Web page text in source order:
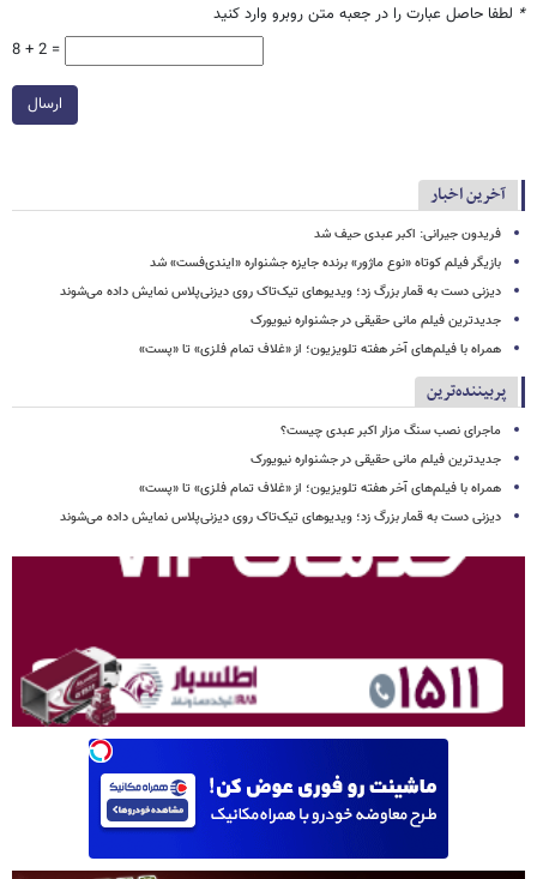
* لطفا حاصل عبارت را در جعبه متن روبرو وارد کنید
8 + 2 =
ارسال
آخرین اخبار
فریدون جیرانی: اکبر عبدی حیف شد
بازیگر فیلم کوتاه «نوع ماژور» برنده جایزه جشنواره «ایندی‌فست» شد
دیزنی دست به قمار بزرگ زد؛ ویدیوهای تیک‌تاک روی دیزنی‌پلاس نمایش داده می‌شوند
جدیدترین فیلم مانی حقیقی در جشنواره نیویورک
همراه با فیلم‌های آخر هفته تلویزیون؛ از «غلاف تمام فلزی» تا «پست»
پربیننده‌ترین
ماجرای نصب سنگ مزار اکبر عبدی چیست؟
جدیدترین فیلم مانی حقیقی در جشنواره نیویورک
همراه با فیلم‌های آخر هفته تلویزیون؛ از «غلاف تمام فلزی» تا «پست»
دیزنی دست به قمار بزرگ زد؛ ویدیوهای تیک‌تاک روی دیزنی‌پلاس نمایش داده می‌شوند